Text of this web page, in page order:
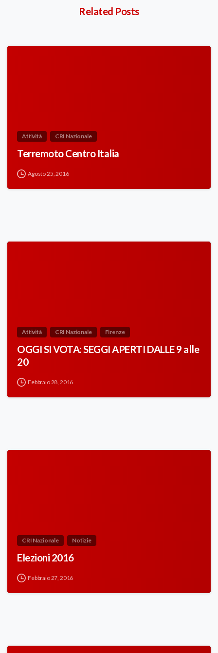
Related Posts
Attività CRI Nazionale
Terremoto Centro Italia
Agosto 25, 2016
Attività CRI Nazionale Firenze
OGGI SI VOTA: SEGGI APERTI DALLE 9 alle
20
Febbraio 28, 2016
CRI Nazionale Notizie
Elezioni 2016
Febbraio 27, 2016